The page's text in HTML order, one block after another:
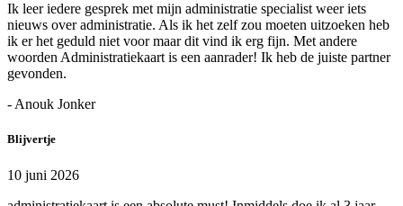
Ik leer iedere gesprek met mijn administratie specialist weer iets
nieuws over administratie. Als ik het zelf zou moeten uitzoeken heb
ik er het geduld niet voor maar dit vind ik erg fijn. Met andere
woorden Administratiekaart is een aanrader! Ik heb de juiste partner
gevonden.
- Anouk Jonker
Blijvertje
10 juni 2026